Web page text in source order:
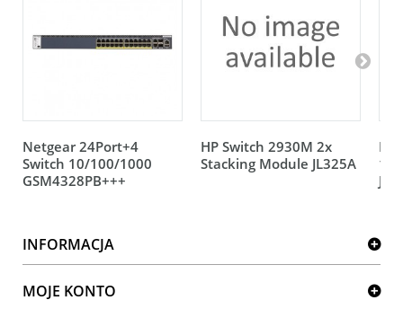
Netgear 24Port+4
Switch 10/100/1000
GSM4328PB+++
HP Switch 2930M 2x
Stacking Module JL325A
HP
INFORMACJA
MOJE KONTO